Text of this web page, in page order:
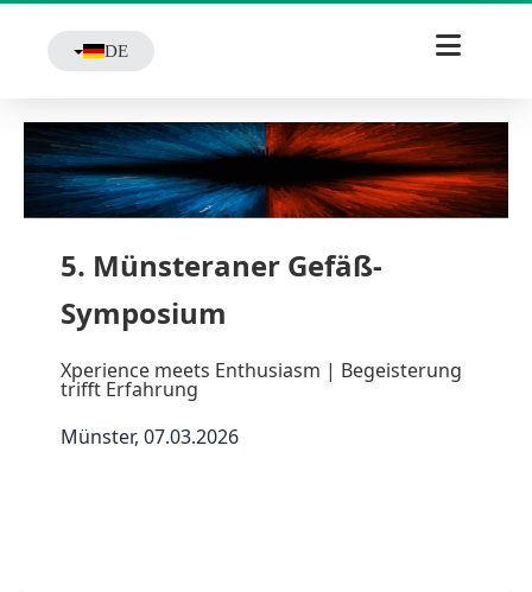
DE
5. Münsteraner Gefäß-
Symposium
Xperience meets Enthusiasm | Begeisterung
trifft Erfahrung
Münster, 07.03.2026